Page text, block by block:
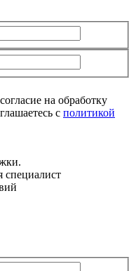
на обработку
с политикой
специалист